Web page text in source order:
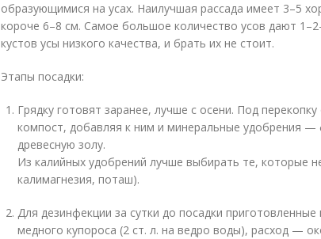
образующимися на усах. Наилучшая рассада имеет 3–5
короче 6–8 см. Самое большое количество усов дают
кустов усы низкого качества, и брать их не стоит.
Этапы посадки:
Грядку готовят заранее, лучше с осени. Под
компост, добавляя к ним и минеральные удобрения
древесную золу.
Из калийных удобрений лучше выбирать те, которые
калимагнезия, поташ).
Для дезинфекции за сутки до посадки
медного купороса (2 ст. л. на ведро воды), расход —